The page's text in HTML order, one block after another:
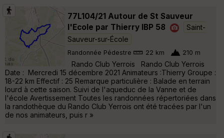
77L104/21 Autour de St Sauveur
l'Ecole par Thierry IBP 58
Saint-
Sauveur-sur-École
Randonnée Pédestre 22 km 210 m
Rando Club Yerrois Rando Club Yerrois
Date : Mercredi 15 décembre 2021 Animateurs :Thierry Groupe :
18-22 km Effectif : 25 Remarque particulière : Balade en terrain
lourd à cette saison. Suivi de l'aqueduc de la Vanne et de
l'école Avertissement Toutes les randonnées répertoriées dans
la randothèque du Rando Club Yerrois ont été tracées par l'un
de nos animateurs, puis r »